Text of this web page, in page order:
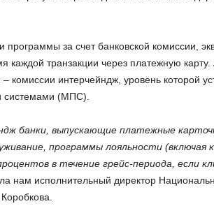
за счет банковской комиссии,
каждой транзакции через платежную
комиссии интерчейндж, уровень которой
системами (МПС).
банки, выпускающие платежные
программы лояльности (включая
в течение грейс-периода, если
нам исполнительный директор